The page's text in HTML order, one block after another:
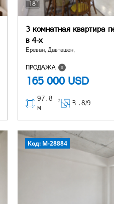
18
3 комнатная квартира
в 4-х
Ереван, Давташен,
ПРОДАЖА
165 000 USD
97․8
м
2 Հ ․8/9
Код: M-28884